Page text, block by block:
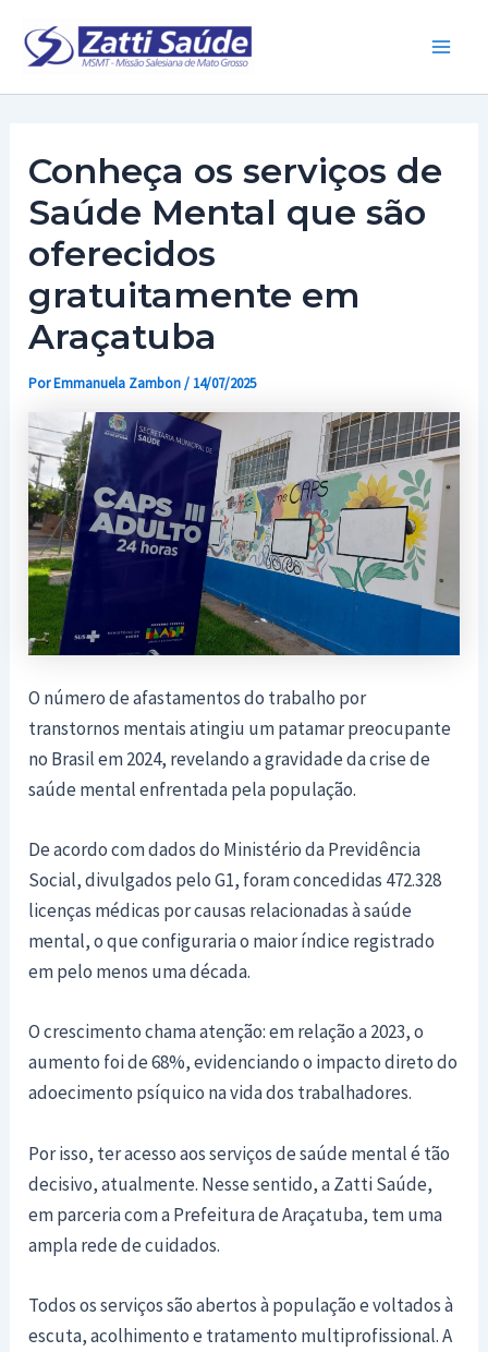
para
Conheça os serviços de
Saúde Mental que são
oferecidos
gratuitamente em
Araçatuba
PorEmmanuela Zambon/ 14/07/2025
O número de afastamentos do trabalho por
transtornos mentais atingiu um patamar preocupante
no Brasil em 2024, revelando a gravidade da crise de
saúde mental enfrentada pela população.
De acordo com dados do Ministério da Previdência
Social, divulgados pelo G1, foram concedidas 472.328
licenças médicas por causas relacionadas à saúde
mental, o que configuraria o maior índice registrado
em pelo menos uma década.
O crescimento chama atenção: em relação a 2023, o
aumento foi de 68%, evidenciando o impacto direto do
adoecimento psíquico na vida dos trabalhadores.
Por isso, ter acesso aos serviços de saúde mental é tão
decisivo, atualmente. Nesse sentido, a Zatti Saúde,
em parceria com a Prefeitura de Araçatuba, tem uma
ampla rede de cuidados.
Todos os serviços são abertos à população e voltados à
escuta, acolhimento e tratamento multiprofissional. A